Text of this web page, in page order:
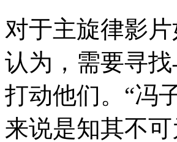
对于主旋律影
认为，需要寻
打动他们。“冯
来说是知其不